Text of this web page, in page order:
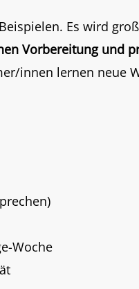
Es wird
Vorbereitung und
innen lernen neue
Woche